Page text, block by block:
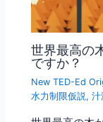
世界最高の
ですか？
New TED-Ed
水力制限仮説,汁